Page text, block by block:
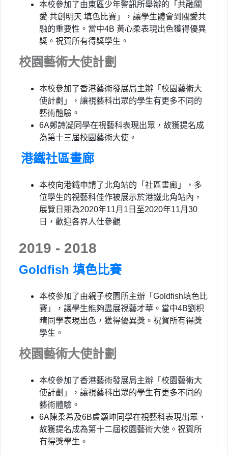
本校參加了由東區少年警訊所舉辦的「共融關
愛 共創明天 填色比賽」，讓學生體會到關愛共
融的重要性。當中4B 黃心柔表現出色獲得優異
獎。祝賀所有得獎學生。
校園藝術大使計劃
本校參加了香港藝術發展局主辦「校園藝術大
使計劃」，讓視藝科出眾的學生有更多不同的
藝術體驗。
6A鄭詩凝同學在視藝科表現出眾，故獲提名成
為第十三屆校園藝術大使。
港鐵社區畫廊
本校向港鐵申請了北角站的「社區畫廊」，多
位學生的視藝科佳作被展示於港鐵北角站內，
展覽日期為2020年11月1日至2020年11月30
日，歡迎各界人仕參觀
2019 - 2018
Goldfish 填色比賽
本校參加了由親子校園所主辦「Goldfish填色比
賽」，讓學生能夠盡展視藝才華。當中4B劉枳
晴同學表現出色，獲得優異獎。祝賀所有得獎
學生。
校園藝術大使計劃
本校參加了香港藝術發展局主辦「校園藝術大
使計劃」，讓視藝科出眾的學生有更多不同的
藝術體驗。
6A陳柔希及6B盧灝珅同學在視藝科表現出眾，
故獲提名成為第十二屆校園藝術大使。祝賀所
有得獎學生。